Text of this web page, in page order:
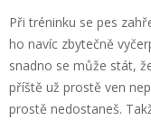
Při tréninku se pes
ho navíc zbytečně
snadno se může stát,
příště už prostě ven
prostě nedostaneš.